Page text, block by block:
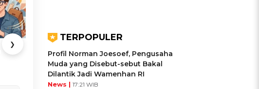
KUIS: Sepatu Mana yang
Cocok dengan
Kepribadianmu?
KUIS: Seberapa Kenal
Kamu dengan Si Zodiak
❯
TERPOPULER
Profil Norman Joesoef, Pengusaha
Muda yang Disebut-sebut Bakal
Dilantik Jadi Wamenhan RI
News | 17:21 WIB